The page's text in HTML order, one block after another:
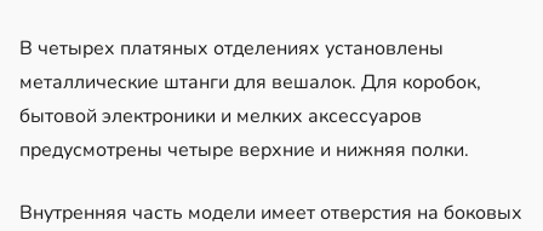
В четырех платяных отделениях установлены
металлические штанги для вешалок. Для коробок,
бытовой электроники и мелких аксессуаров
предусмотрены четыре верхние и нижняя полки.
Внутренняя часть модели имеет отверстия на боковых